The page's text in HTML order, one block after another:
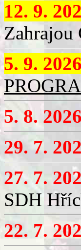
12. 9.
Zahrajou
5. 9.
5. 8.
29. 7.
27. 7.
SDH
22. 7.